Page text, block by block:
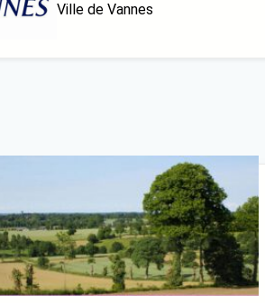
Ville de Vannes